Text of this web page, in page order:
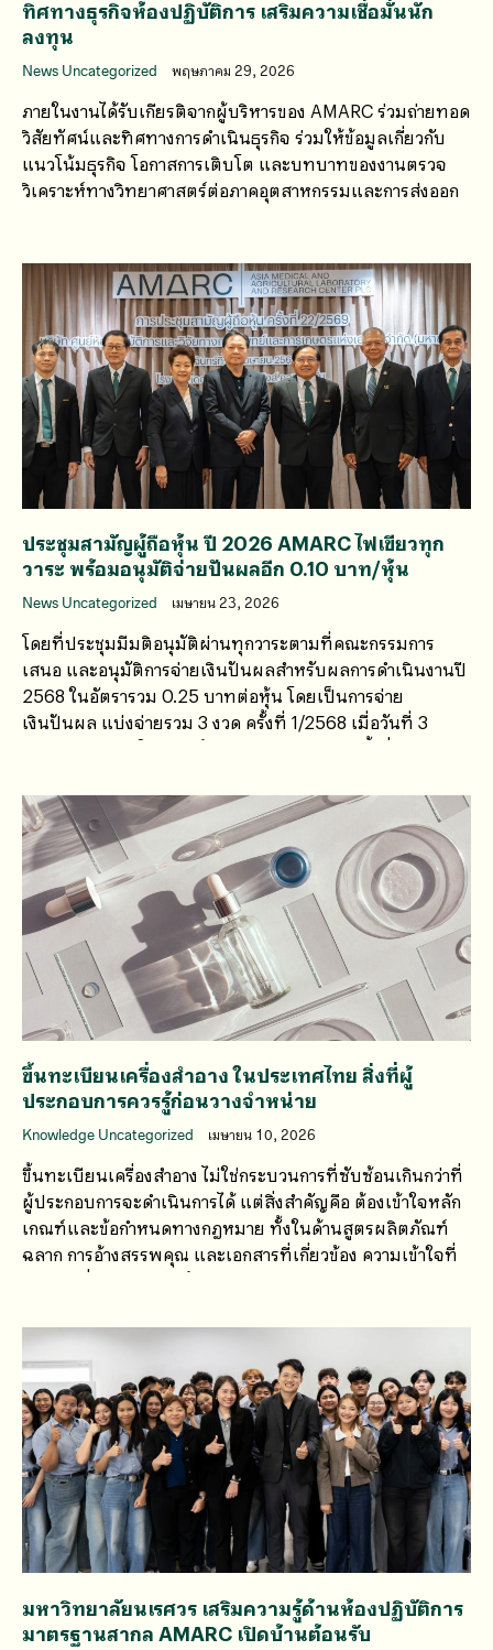
ทิศทางธุรกิจห้องปฏิบัติการ เสริมความเชื่อมั่นนัก
ลงทุน
News Uncategorized พฤษภาคม 29, 2026
ภายในงานได้รับเกียรติจากผู้บริหารของ AMARC ร่วมถ่ายทอด
วิสัยทัศน์และทิศทางการดำเนินธุรกิจ ร่วมให้ข้อมูลเกี่ยวกับ
แนวโน้มธุรกิจ โอกาสการเติบโต และบทบาทของงานตรวจ
วิเคราะห์ทางวิทยาศาสตร์ต่อภาคอุตสาหกรรมและการส่งออก
ประชุมสามัญผู้ถือหุ้น ปี 2026 AMARC ไฟเขียวทุก
วาระ พร้อมอนุมัติจ่ายปันผลอีก 0.10 บาท/หุ้น
News Uncategorized เมษายน 23, 2026
โดยที่ประชุมมีมติอนุมัติผ่านทุกวาระตามที่คณะกรรมการ
เสนอ และอนุมัติการจ่ายเงินปันผลสำหรับผลการดำเนินงานปี
2568 ในอัตรารวม 0.25 บาทต่อหุ้น โดยเป็นการจ่าย
เงินปันผล แบ่งจ่ายรวม 3 งวด ครั้งที่ 1/2568 เมื่อวันที่ 3
กันยายน 2568 ในอัตราหุ้นละ 0.10 บาท และครั้งที่ 2/2568
ขึ้นทะเบียนเครื่องสำอาง ในประเทศไทย สิ่งที่ผู้
ประกอบการควรรู้ก่อนวางจำหน่าย
Knowledge Uncategorized เมษายน 10, 2026
ขึ้นทะเบียนเครื่องสำอาง ไม่ใช่กระบวนการที่ซับซ้อนเกินกว่าที่
ผู้ประกอบการจะดำเนินการได้ แต่สิ่งสำคัญคือ ต้องเข้าใจหลัก
เกณฑ์และข้อกำหนดทางกฎหมาย ทั้งในด้านสูตรผลิตภัณฑ์
ฉลาก การอ้างสรรพคุณ และเอกสารที่เกี่ยวข้อง ความเข้าใจที่
คลาดเคลื่อนเพียงเล็กน้อย
มหาวิทยาลัยนเรศวร เสริมความรู้ด้านห้องปฏิบัติการ
มาตรฐานสากล AMARC เปิดบ้านต้อนรับ